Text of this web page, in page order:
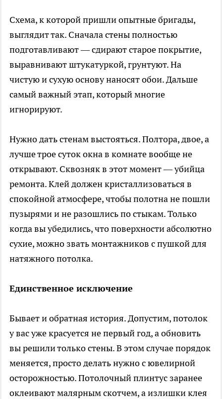
Схема, к которой пришли опытные бригады,
выглядит так. Сначала стены полностью
подготавливают — сдирают старое покрытие,
выравнивают штукатуркой, грунтуют. На
чистую и сухую основу наносят обои. Дальше
самый важный этап, который многие
игнорируют.
Нужно дать стенам выстояться. Полтора, двое, а
лучше трое суток окна в комнате вообще не
открывают. Сквозняк в этот момент — убийца
ремонта. Клей должен кристаллизоваться в
спокойной атмосфере, чтобы полотна не пошли
пузырями и не разошлись по стыкам. Только
когда вы убедились, что поверхности абсолютно
сухие, можно звать монтажников с пушкой для
натяжного потолка.
Единственное исключение
Бывает и обратная история. Допустим, потолок
у вас уже красуется не первый год, а обновить
вы решили только стены. В этом случае порядок
меняется, просто делать нужно с ювелирной
осторожностью. Потолочный плинтус заранее
оклеивают малярным скотчем, а излишки клея